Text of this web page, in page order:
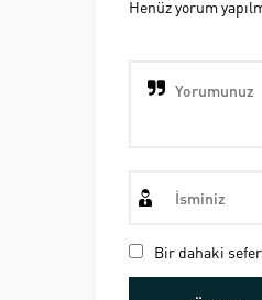
Henüz yorum
Bir dahaki